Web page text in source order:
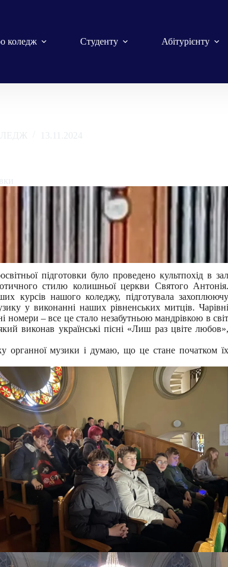
коледж Студенту Абітурієнту
13.11.2024
підготовки було проведено культпохід в зал
стилю колишньої церкви Святого Антонія.
курсів нашого коледжу, підготувала захоплюючу
у виконанні наших рівненських митців. Чарівні
номери – все це стало незабутньою мандрівкою в світ
виконав українські пісні «Лиш раз цвіте любов»,
органної музики і думаю, що це стане початком їх